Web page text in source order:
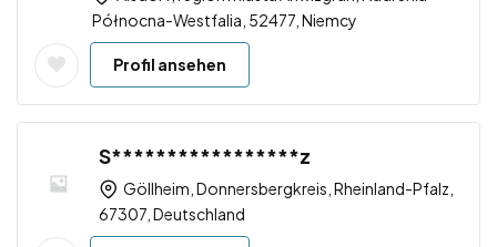
Północna-Westfalia, 52477, Niemcy
Profil ansehen
S*****************z
Göllheim, Donnersbergkreis, Rheinland-Pfalz,
67307, Deutschland